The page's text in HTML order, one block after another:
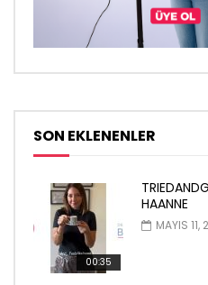
SON EKLENENLER
00:35
HAANNE
MAYIS 11,